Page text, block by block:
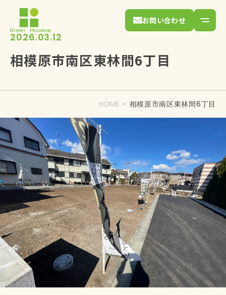
お問い合わせ
2026.03.12
相模原市南区東林間6丁目
HOME 相模原市南区東林間6丁目